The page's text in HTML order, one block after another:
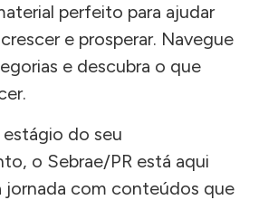
perfeito para ajudar
e prosperar. Navegue
e descubra o que
do seu
o Sebrae/PR está aqui
jornada com conteúdos que